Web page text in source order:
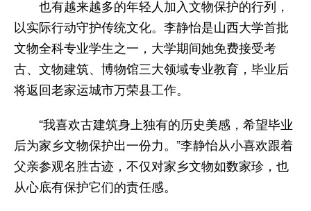
也有越来越多的年轻人加入文物保护的行列，
以实际行动守护传统文化。李静怡是山西大学首批
文物全科专业学生之一，大学期间她免费接受考
古、文物建筑、博物馆三大领域专业教育，毕业后
将返回老家运城市万荣县工作。
“我喜欢古建筑身上独有的历史美感，希望毕业
后为家乡文物保护出一份力。”李静怡从小喜欢跟着
父亲参观名胜古迹，不仅对家乡文物如数家珍，也
从心底有保护它们的责任感。